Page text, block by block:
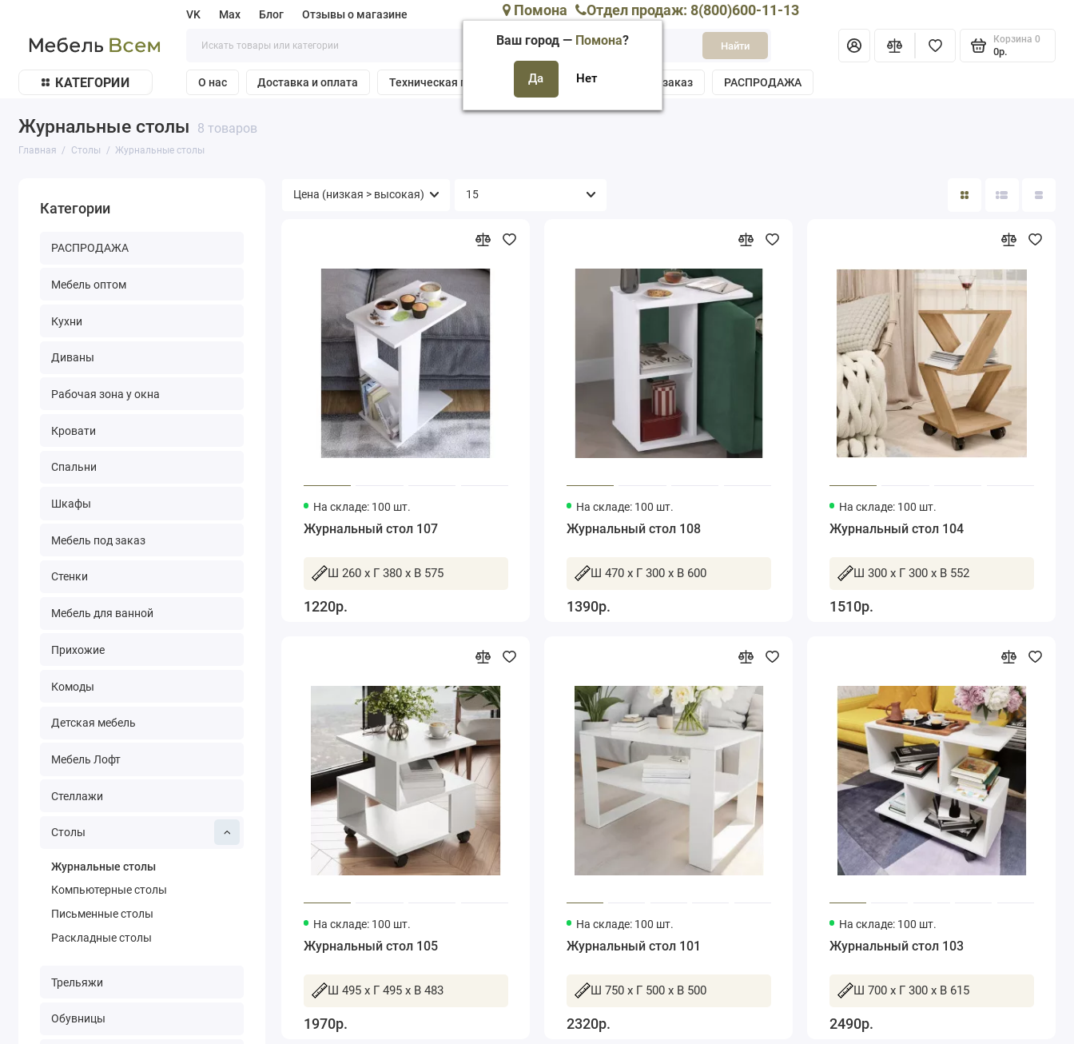
VK Max Блог Отзывы о магазине Помона
Ваш город — Помона?
Отдел продаж: 8(800)600-11-13
Найти
Корзина 0
0р.
КАТЕГОРИИ О нас Доставка и оплата Техническая поддержка Собрать мебель подзаказ РАСПРОДАЖА
Журнальные столы 8 товаров
Главная Столы Журнальные столы
Категории
РАСПРОДАЖА
Мебель оптом
Кухни
Диваны
Рабочая зона у окна
Кровати
Спальни
Шкафы
Мебель под заказ
Стенки
Мебель для ванной
Прихожие
Комоды
Детская мебель
Мебель Лофт
Стеллажи
Столы
Журнальные столы
Компьютерные столы
Письменные столы
Раскладные столы
Трельяжи
Обувницы
На складе: 100 шт.
Журнальный стол 107
Ш 260 x Г 380 x В 575
1220р.
На складе: 100 шт.
Журнальный стол 108
Ш 470 x Г 300 x В 600
1390р.
На складе: 100 шт.
Журнальный стол 104
Ш 300 x Г 300 x В 552
1510р.
На складе: 100 шт.
Журнальный стол 105
Ш 495 x Г 495 x В 483
1970р.
На складе: 100 шт.
Журнальный стол 101
Ш 750 x Г 500 x В 500
2320р.
На складе: 100 шт.
Журнальный стол 103
Ш 700 x Г 300 x В 615
2490р.